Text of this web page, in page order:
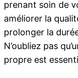
prenant soin de
améliorer la
prolonger la
N’oubliez pas
propre est